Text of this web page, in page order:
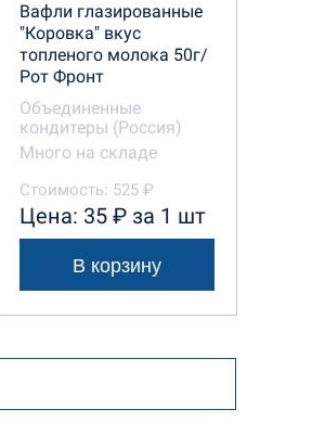
Вафли глазированные
"Коровка" вкус
топленого молока 50г/
Рот Фронт
Объединенные
кондитеры (Россия)
Много на складе
Стоимость: 525 ₽
Цена: 35 ₽ за 1 шт
В корзину